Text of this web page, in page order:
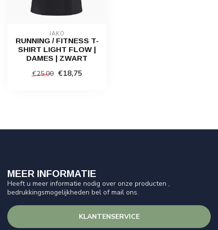
JAKO
RUNNING / FITNESS T-
SHIRT LIGHT FLOW |
DAMES | ZWART
€25,00 €18,75
MEER INFORMATIE
Heeft u meer informatie nodig over onze producten ,
bedrukkingsmogelijkheden bel of mail ons.
KLANTENSERVICE